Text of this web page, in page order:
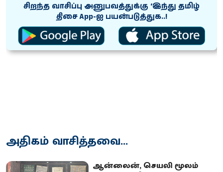
சிறந்த வாசிப்பு அனுபவத்துக்கு ‘இந்து தமிழ்
திசை App-ஐ பயன்படுத்துக..!
அதிகம் வாசித்தவை...
ஆன்லைன், செயலி மூலம்